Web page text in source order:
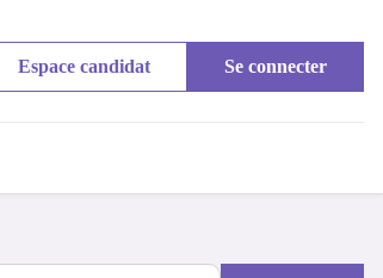
Espace candidat Se connecter